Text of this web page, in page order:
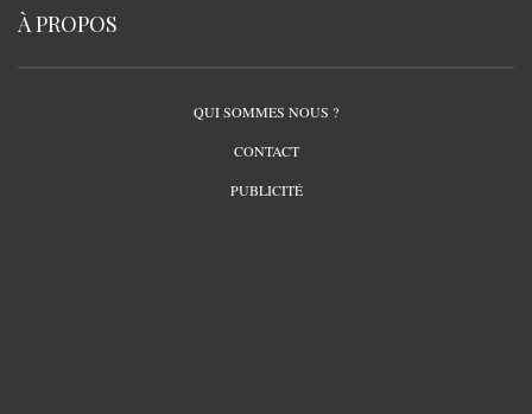
À PROPOS
QUI SOMMES NOUS ?
CONTACT
PUBLICITÉ